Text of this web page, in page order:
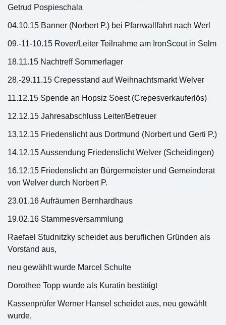
Getrud Pospieschala
04.10.15 Banner (Norbert P.) bei Pfarrwallfahrt nach Werl
09.-11-10.15 Rover/Leiter Teilnahme am IronScout in Selm
18.11.15 Nachtreff Sommerlager
28.-29.11.15 Crepesstand auf Weihnachtsmarkt Welver
11.12.15 Spende an Hopsiz Soest (Crepesverkauferlös)
12.12.15 Jahresabschluss Leiter/Betreuer
13.12.15 Friedenslicht aus Dortmund (Norbert und Gerti P.)
14.12.15 Aussendung Friedenslicht Welver (Scheidingen)
16.12.15 Friedenslicht an Bürgermeister und Gemeinderat
von Welver durch Norbert P.
23.01.16 Aufräumen Bernhardhaus
19.02.16 Stammesversammlung
Raefael Studnitzky scheidet aus beruflichen Gründen als
Vorstand aus,
neu gewählt wurde Marcel Schulte
Dorothee Topp wurde als Kuratin bestätigt
Kassenprüfer Werner Hansel scheidet aus, neu gewählt
wurde,